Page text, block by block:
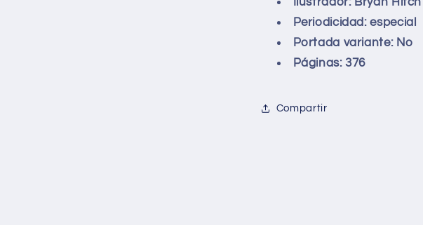
Periodicidad: especial
Portada variante: No
Páginas: 376
Compartir